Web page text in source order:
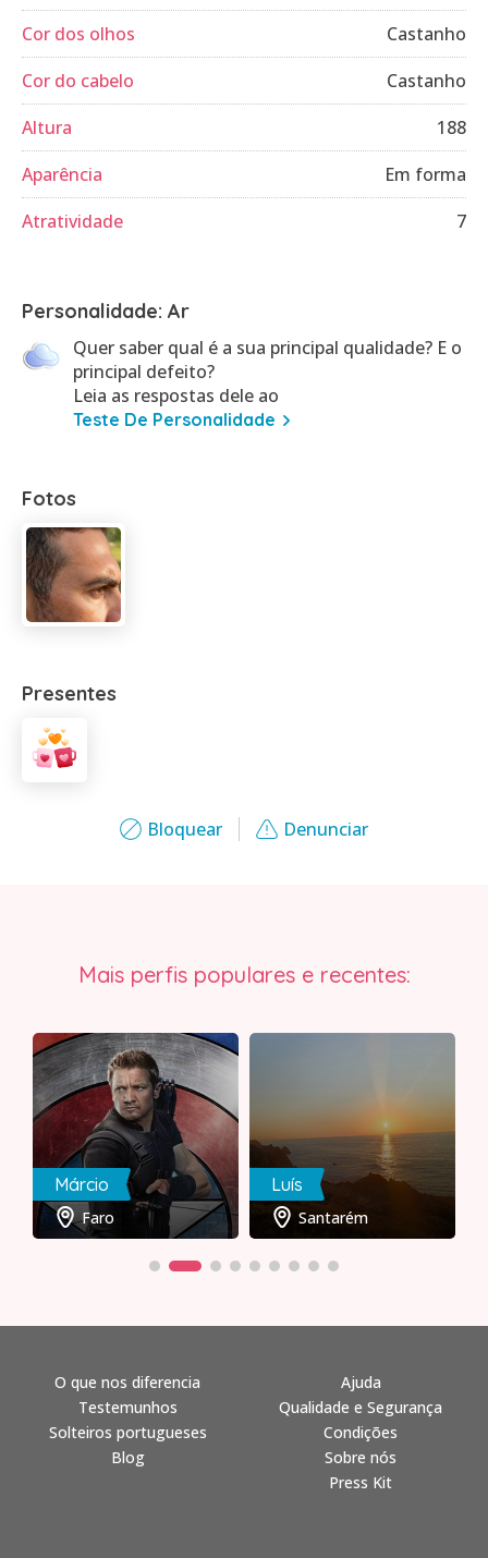
Bloquear Denunciar
Cor dos olhos
Castanho
Cor do cabelo
Castanho
Altura
188
Aparência
Em forma
Atratividade
7
Personalidade: Ar
Quer saber qual é a sua principal qualidade? E o
principal defeito?
Leia as respostas dele ao
Teste De Personalidade
Fotos
Presentes
Mais perfis populares e recentes:
Márcio
Faro
Luís
Santarém
O que nos diferencia
Testemunhos
Solteiros portugueses
Blog
Ajuda
Qualidade e Segurança
Condições
Sobre nós
Press Kit